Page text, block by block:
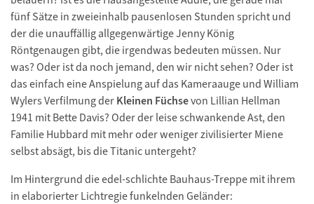
fünf Sätze in zweieinhalb pausenlosen Stunden spricht und
der die unauffällig allgegenwärtige Jenny König
Röntgenaugen gibt, die irgendwas bedeuten müssen. Nur
was? Oder ist da noch jemand, den wir nicht sehen? Oder ist
das einfach eine Anspielung auf das Kameraauge und William
Wylers Verfilmung derKleinen Füchsevon Lillian Hellman
1941 mit Bette Davis? Oder der leise schwankende Ast, den
Familie Hubbard mit mehr oder weniger zivilisierter Miene
selbst absägt, bis die Titanic untergeht?
Im Hintergrund die edel-schlichte Bauhaus-Treppe mit ihrem
in elaborierter Lichtregie funkelnden Geländer: